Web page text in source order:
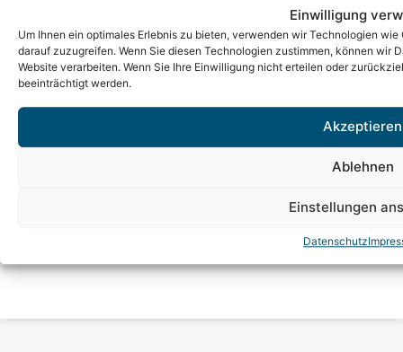
Einwilligung
Um Ihnen ein optimales Erlebnis zu bieten, verwenden wir Technologien
darauf zuzugreifen. Wenn Sie diesen Technologien zustimmen, können wir
Website verarbeiten. Wenn Sie Ihre Einwilligung nicht erteilen oder
beeinträchtigt werden.
Akzeptieren
Ablehnen
Einstellungen
Datenschutz
Stadtbetrieb Abwasser­beseitigung Lünen AöR
Borker Str. 56–58 · 44534 Lünen
Service-Telefon
02306 9104-0
E-Mail